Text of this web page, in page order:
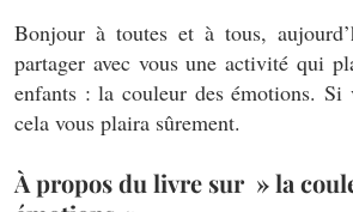
Bonjour à toutes et à tous,
partager avec vous une activité qui
enfants : la couleur des émotions. Si
cela vous plaira sûrement.
À propos du livre sur » la